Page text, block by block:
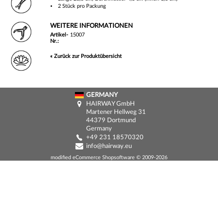
2 Stück pro Packung
WEITERE INFORMATIONEN
Artikel-
Nr.:
15007
« Zurück zur Produktübersicht
GERMANY
HAIRWAY GmbH
Martener Hellweg 31
44379 Dortmund
Germany
+49 231 18570320
ue
o
Passwort:
modified eCommerce Shopsoftware © 2009-2026